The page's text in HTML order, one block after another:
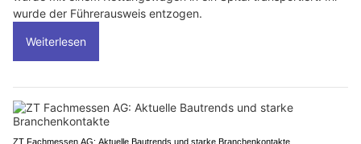
wurde der Führerausweis entzogen.
Weiterlesen
ZT Fachmessen AG: Aktuelle Bautrends und starke Branchenkontakte